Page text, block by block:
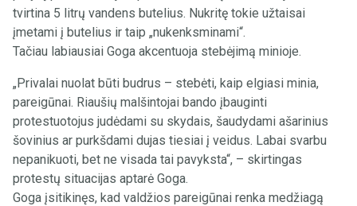
tvirtina 5 litrų vandens butelius. Nukritę tokie užtaisai
įmetami į butelius ir taip „nukenksminami“.
Tačiau labiausiai Goga akcentuoja stebėjimą minioje.
„Privalai nuolat būti budrus – stebėti, kaip elgiasi minia,
pareigūnai. Riaušių malšintojai bando įbauginti
protestuotojus judėdami su skydais, šaudydami ašarinius
šovinius ar purkšdami dujas tiesiai į veidus. Labai svarbu
nepanikuoti, bet ne visada tai pavyksta“, – skirtingas
protestų situacijas aptarė Goga.
Goga įsitikinęs, kad valdžios pareigūnai renka medžiagą